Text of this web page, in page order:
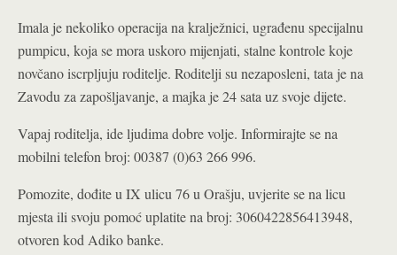
Imala je nekoliko operacija na kralježnici, ugrađenu specijalnu
pumpicu, koja se mora uskoro mijenjati, stalne kontrole koje
novčano iscrpljuju roditelje. Roditelji su nezaposleni, tata je na
Zavodu za zapošljavanje, a majka je 24 sata uz svoje dijete.
Vapaj roditelja, ide ljudima dobre volje. Informirajte se na
mobilni telefon broj: 00387 (0)63 266 996.
Pomozite, dođite u IX ulicu 76 u Orašju, uvjerite se na licu
mjesta ili svoju pomoć uplatite na broj: 3060422856413948,
otvoren kod Adiko banke.